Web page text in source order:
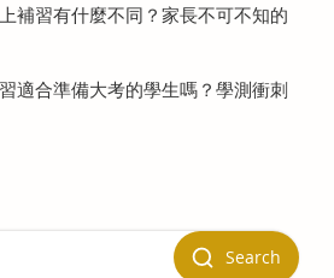
補習有什麼不同？家長不可不知的
適合準備大考的學生嗎？學測衝刺
Search